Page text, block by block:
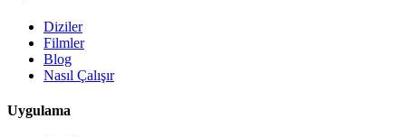
Diziler
Filmler
Blog
Nasıl Çalışır
Uygulama